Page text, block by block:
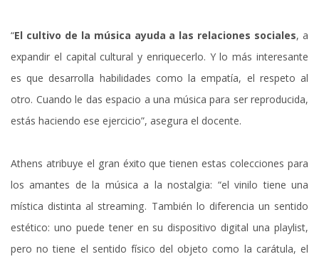
“El cultivo de la música ayuda a las relaciones sociales, a
expandir el capital cultural y enriquecerlo. Y lo más interesante
es que desarrolla habilidades como la empatía, el respeto al
otro. Cuando le das espacio a una música para ser reproducida,
estás haciendo ese ejercicio”, asegura el docente.
Athens atribuye el gran éxito que tienen estas colecciones para
los amantes de la música a la nostalgia: “el vinilo tiene una
mística distinta al streaming. También lo diferencia un sentido
estético: uno puede tener en su dispositivo digital una playlist,
pero no tiene el sentido físico del objeto como la carátula, el